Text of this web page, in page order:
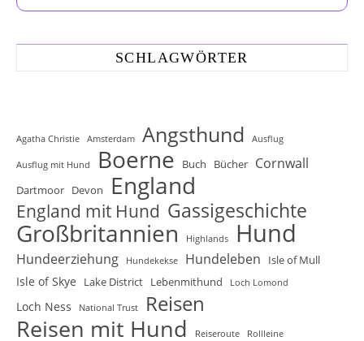
SCHLAGWÖRTER
Agatha Christie Amsterdam Angsthund Ausflug
Ausflug mit Hund Boerne Buch Bücher Cornwall
Dartmoor Devon England
England mit Hund Gassigeschichte
Großbritannien Highlands Hund
Hundeerziehung Hundekekse Hundeleben Isle of Mull
Isle of Skye Lake District Lebenmithund Loch Lomond
Loch Ness National Trust Reisen
Reisen mit Hund Reiseroute Rollleine